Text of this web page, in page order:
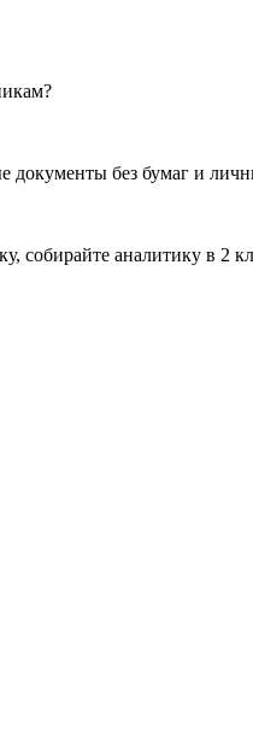
документы без бумаг и
собирайте аналитику в 2